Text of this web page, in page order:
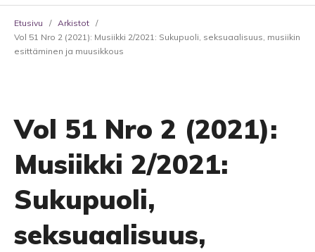
Etusivu / Arkistot /
Vol 51 Nro 2 (2021): Musiikki 2/2021: Sukupuoli, seksuaalisuus, musiikin
esittäminen ja muusikkous
Vol 51 Nro 2 (2021):
Musiikki 2/2021:
Sukupuoli,
seksuaalisuus,